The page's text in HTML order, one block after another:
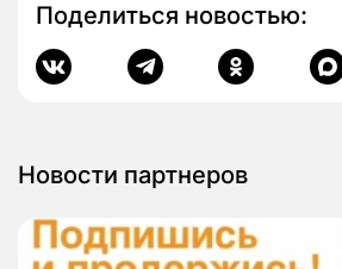
Поделиться новостью:
Новости партнеров